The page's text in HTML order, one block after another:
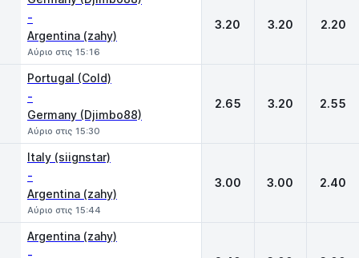
-
Argentina (zahy)
Αύριο στις 15:16
3.20 3.20 2.20
Portugal (Cold)
-
Germany (Djimbo88)
Αύριο στις 15:30
2.65 3.20 2.55
Italy (siignstar)
-
Argentina (zahy)
Αύριο στις 15:44
3.00 3.00 2.40
Argentina (zahy)
-